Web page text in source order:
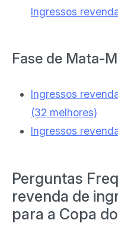
Ingressos
Fase de Mata-
Ingressos
(32 melhores)
Ingressos
Perguntas
revenda de
para a Copa